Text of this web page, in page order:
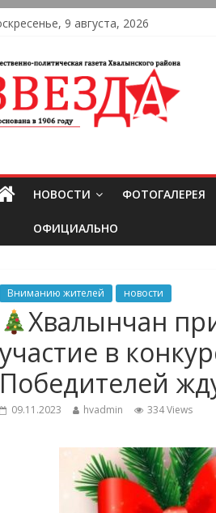
9 августа, 2026
НОВОСТИ ФОТОГАЛЕРЕЯ
ОФИЦИАЛЬНО
Вниманию жителей новости
Хвалынчан
участие в
Победителей
09.11.2023 hvadmin 334 Views